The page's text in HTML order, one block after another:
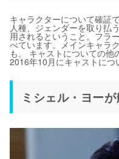
キャラクターについて確証
人種、ジェンダーを取り払
用されるということ。フラ
べています。メインキャラ
も。 キャストについての
2016年10月にキャストにつ
ミシェル・ヨー